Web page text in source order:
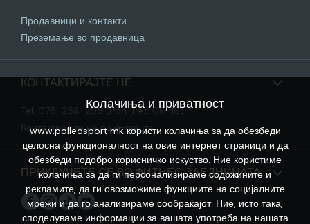
Продавници и контакти
Преземање во продавница
КОНТАКТИРАЈТЕ НЕ
Tel. 075-258-295 (Pon-Pet: 08-16)
Контактирајте нѐ по е-пошта
ПРИКЛУЧЕТЕ СЕ ВО ФИТНЕС ЗАЕДНИЦАТА
Колачиња и приватност
www.polleosport.mk користи колачиња за да обезбеди
целосна функционалност на овие интернет страници и да
обезбеди подобро корисничко искуство. Ние користиме
колачиња за да ги персонализираме содржините и
рекламите, да ги овозможиме функциите на социјалните
мрежи и да го анализираме сообраќајот. Ние, исто така,
споделуваме информации за вашата употреба на нашата